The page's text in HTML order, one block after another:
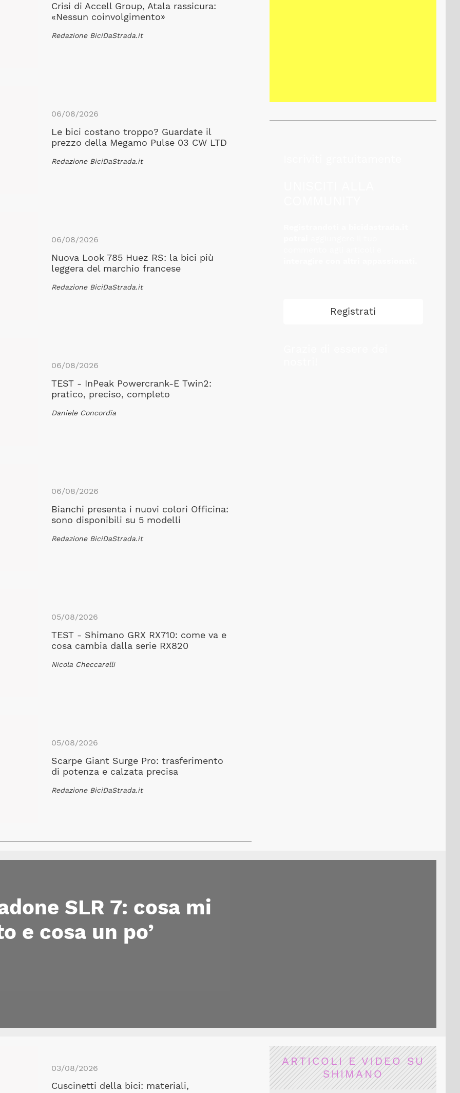
Crisi di Accell Group, Atala rassicura:
«Nessun coinvolgimento»
Redazione BiciDaStrada.it
06/08/2026
Le bici costano troppo? Guardate il
prezzo della Megamo Pulse 03 CW LTD
Redazione BiciDaStrada.it
06/08/2026
Nuova Look 785 Huez RS: la bici più
leggera del marchio francese
Redazione BiciDaStrada.it
06/08/2026
TEST - InPeak Powercrank-E Twin2:
pratico, preciso, completo
Daniele Concordia
06/08/2026
Bianchi presenta i nuovi colori Officina:
sono disponibili su 5 modelli
Redazione BiciDaStrada.it
05/08/2026
TEST - Shimano GRX RX710: come va e
cosa cambia dalla serie RX820
Nicola Checcarelli
05/08/2026
Scarpe Giant Surge Pro: trasferimento
di potenza e calzata precisa
Redazione BiciDaStrada.it
Registrati
SLR 7: cosa mi
e cosa un po’
03/08/2026
Cuscinetti della bici: materiali,
ARTICOLI E VIDEO SU
SHIMANO